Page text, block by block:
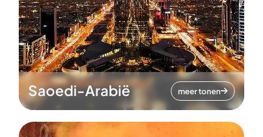
Saoedi-Arabië meer tonen